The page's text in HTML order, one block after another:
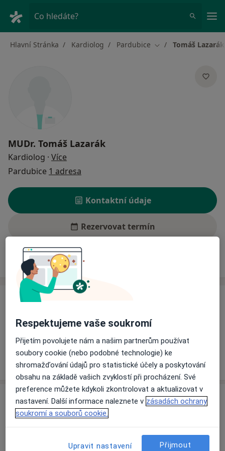
Co hledáte?
Hlavní Stránka Kardiolog Pardubice Změna města
Tomáš Lazarák
MUDr. Tomáš Lazarák
Kardiolog · Více
Pardubice 1 adresa
Kontaktní údaje
Rezervovat termín
Ceník Adresy
Ceník
Informace o službách a cenách nejsou k dispozici
svých službách.
Adresa
Respektujeme vaše soukromí
Přijetím povolujete nám a našim partnerům používat
soubory cookie (nebo podobné technologie) ke
shromažďování údajů pro statistické účely a poskytování
obsahu na základě vašich zvyklostí při procházení. Své
preference můžete kdykoli zkontrolovat a aktualizovat v
nastavení. Další informace naleznete v zásadách ochrany
soukromí a souborů cookie.
Upravit nastavení Přijmout